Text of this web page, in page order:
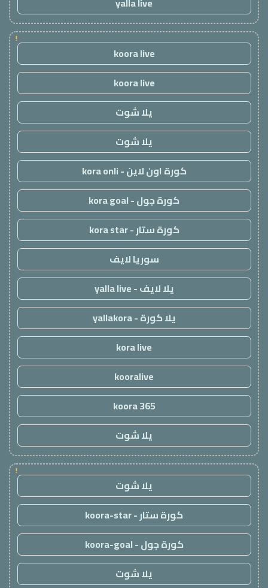
!
koora live
koora live
يلا شوت
يلا شوت
كورة اون لاين - kora onli
كورة جول - kora goal
كورة ستار - kora star
سوريا لايف
يلا لايف - yalla live
يلا كورة - yallakora
kora live
kooralive
koora 365
يلا شوت
!
يلا شوت
كورة ستار - koora-star
كورة جول - koora-goal
يلا شوت